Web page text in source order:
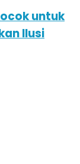
untuk
Ilusi